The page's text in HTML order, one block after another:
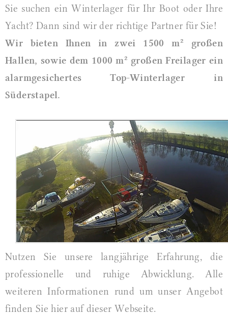
Sie suchen ein Winterlager für Ihr Boot oder Ihre
Yacht? Dann sind wir der richtige Partner für Sie!
Wir bieten Ihnen in zwei 1500 m² großen
Hallen, sowie dem 1000 m² großen Freilager ein
alarmgesichertes Top-Winterlager in
Süderstapel.
Nutzen Sie unsere langjährige Erfahrung, die
professionelle und ruhige Abwicklung. Alle
weiteren Informationen rund um unser Angebot
finden Sie hier auf dieser Webseite.